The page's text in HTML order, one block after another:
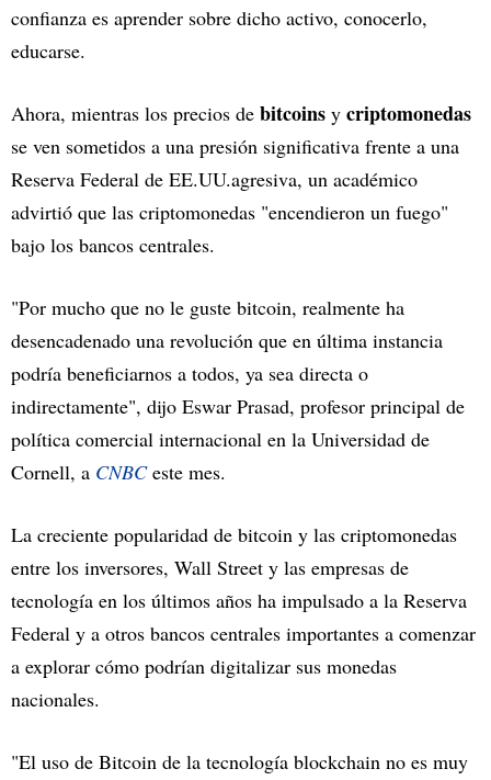
confianza es aprender sobre dicho activo, conocerlo,
educarse.
Ahora, mientras los precios de bitcoins y criptomonedas
se ven sometidos a una presión significativa frente a una
Reserva Federal de EE.UU.agresiva, un académico
advirtió que las criptomonedas "encendieron un fuego"
bajo los bancos centrales.
"Por mucho que no le guste bitcoin, realmente ha
desencadenado una revolución que en última instancia
podría beneficiarnos a todos, ya sea directa o
indirectamente", dijo Eswar Prasad, profesor principal de
política comercial internacional en la Universidad de
Cornell, a CNBCeste mes.
La creciente popularidad de bitcoin y las criptomonedas
entre los inversores, Wall Street y las empresas de
tecnología en los últimos años ha impulsado a la Reserva
Federal y a otros bancos centrales importantes a comenzar
a explorar cómo podrían digitalizar sus monedas
nacionales.
"El uso de Bitcoin de la tecnología blockchain no es muy